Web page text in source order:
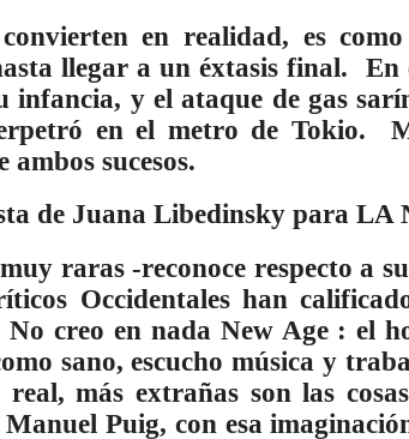
convierten en realidad, es
llegar a un éxtasis final.
infancia, y el ataque de gas
en el metro de Tokio.
sucesos.
Juana Libedinsky para LA
raras -reconoce respecto a
Occidentales han
creo en nada New Age : el
sano, escucho música y
más extrañas son las
Puig, con esa